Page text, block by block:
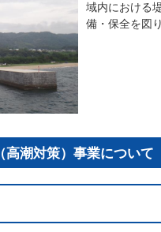
域内における
備・保全を図
高潮対策）事業について